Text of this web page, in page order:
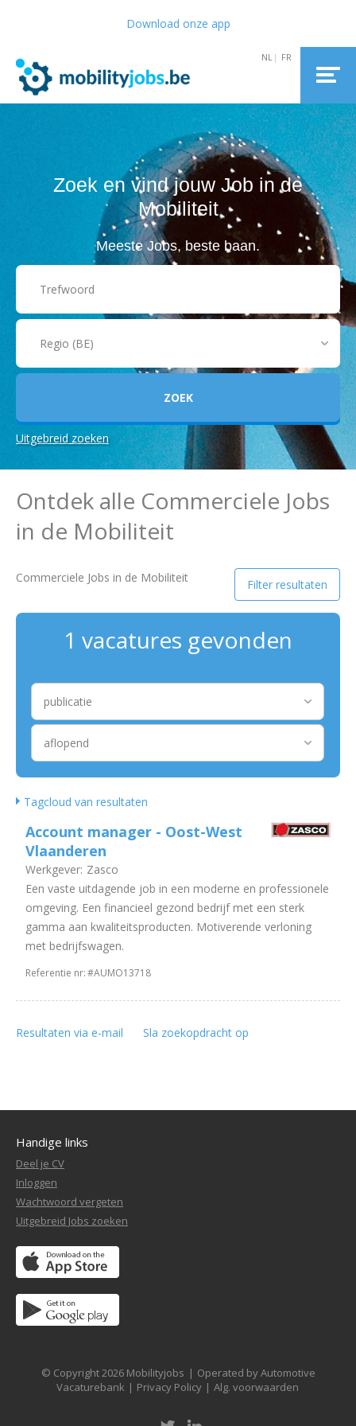
Download onze app
Zoek en vind jouw Job in de
Mobiliteit
Meeste Jobs, beste baan.
Uitgebreid zoeken
Zoekcriteria
Equipment
Regio
Vlaanderen
Ontdek alle Commerciele Jobs
in de Mobiliteit
Filter resultaten
Commerciele Jobs in de Mobiliteit
1 vacatures gevonden
Tagcloud van resultaten
Account manager - Oost-West
Vlaanderen
Werkgever: Zasco
Een vaste uitdagende job in een moderne en professionele
omgeving. Een financieel gezond bedrijf met een sterk
gamma aan kwaliteitsproducten. Motiverende verloning
met bedrijfswagen.
Referentie nr:#AUMO13718
Resultaten via e-mail Sla zoekopdracht op
Handige links
Deel je CV
Inloggen
Wachtwoord vergeten
Uitgebreid Jobs zoeken
© Copyright 2026 Mobilityjobs | Operated by Automotive
Vacaturebank | Privacy Policy | Alg. voorwaarden